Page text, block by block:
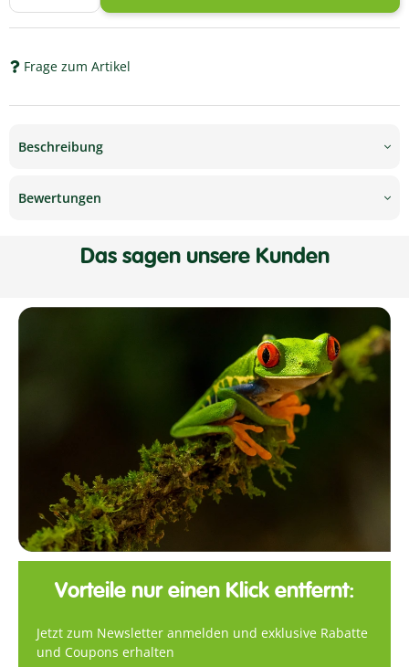
Frage zum Artikel
Beschreibung
Bewertungen
Das sagen unsere Kunden
Vorteile nur einen Klick entfernt:
Jetzt zum Newsletter anmelden und exklusive Rabatte
und Coupons erhalten